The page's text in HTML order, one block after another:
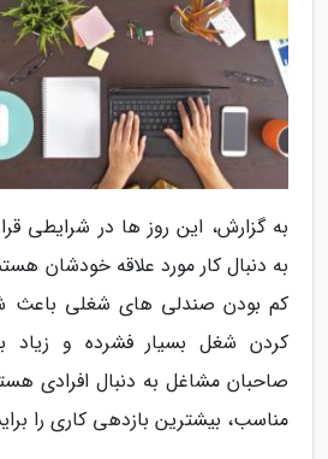
به گزارش، این روز ها در شرایطی
به دنبال کار مورد علاقه خودشان
کم بودن صندلی های شغلی باعث
کردن شغل بسیار فشرده و زیاد
صاحبان مشاغل به دنبال افرادی
مناسب، بیشترین بازدهی کاری را